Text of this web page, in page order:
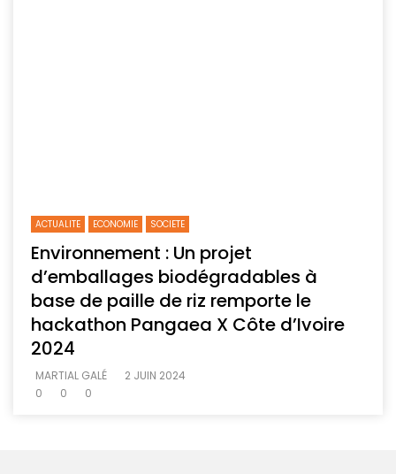
ACTUALITE ECONOMIE SOCIETE
Environnement : Un projet
d’emballages biodégradables à
base de paille de riz remporte le
hackathon Pangaea X Côte d’Ivoire
2024
MARTIAL GALÉ
2 JUIN 2024
0
0 0